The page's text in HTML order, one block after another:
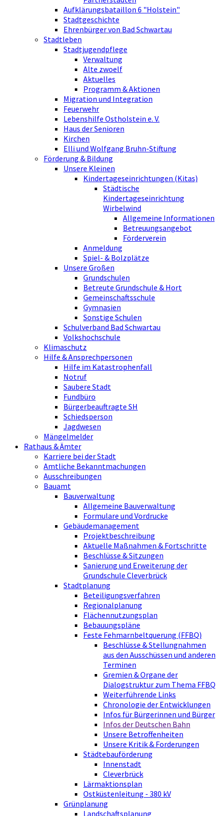
Aufklärungsbataillon 6 "Holstein"
Stadtgeschichte
Ehrenbürger von Bad Schwartau
Stadtleben
Stadtjugendpflege
Verwaltung
Alte zwoelf
Aktuelles
Programm & Aktionen
Migration und Integration
Feuerwehr
Lebenshilfe Ostholstein e. V.
Haus der Senioren
Kirchen
Elli und Wolfgang Bruhn-Stiftung
Förderung & Bildung
Unsere Kleinen
Kindertageseinrichtungen (Kitas)
Städtische
Kindertageseinrichtung
Wirbelwind
Allgemeine Informationen
Betreuungsangebot
Förderverein
Anmeldung
Spiel- & Bolzplätze
Unsere Großen
Grundschulen
Betreute Grundschule & Hort
Gemeinschaftsschule
Gymnasien
Sonstige Schulen
Schulverband Bad Schwartau
Volkshochschule
Klimaschutz
Hilfe & Ansprechpersonen
Hilfe im Katastrophenfall
Notruf
Saubere Stadt
Fundbüro
Bürgerbeauftragte SH
Schiedsperson
Jagdwesen
Mängelmelder
Rathaus & Ämter
Karriere bei der Stadt
Amtliche Bekanntmachungen
Ausschreibungen
Bauamt
Bauverwaltung
Allgemeine Bauverwaltung
Formulare und Vordrucke
Gebäudemanagement
Projektbeschreibung
Aktuelle Maßnahmen & Fortschritte
Beschlüsse & Sitzungen
Sanierung und Erweiterung der
Grundschule Cleverbrück
Stadtplanung
Beteiligungsverfahren
Regionalplanung
Flächennutzungsplan
Bebauungspläne
Feste Fehmarnbeltquerung (FFBQ)
Beschlüsse & Stellungnahmen
aus den Ausschüssen und anderen
Terminen
Gremien & Organe der
Dialogstruktur zum Thema FFBQ
Weiterführende Links
Chronologie der Entwicklungen
Infos für Bürgerinnen und Bürger
Infos der Deutschen Bahn
Unsere Betroffenheiten
Unsere Kritik & Forderungen
Städtebauförderung
Innenstadt
Cleverbrück
Lärmaktionsplan
Ostküstenleitung - 380 kV
Grünplanung
Landschaftsplanung